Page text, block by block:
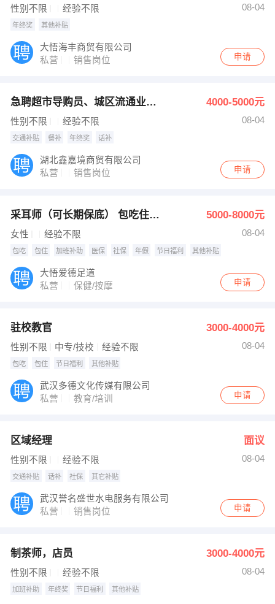
性别不限 经验不限 08-04
年终奖 其他补贴
大悟海丰商贸有限公司
私营
销售岗位 申请
急聘超市导购员、城区流通业务员、下乡业务员 4000-5000元
性别不限 经验不限 08-04
交通补贴 餐补 年终奖 话补
湖北鑫嘉境商贸有限公司
私营
销售岗位 申请
采耳师（可长期保底） 包吃住有社保！ 5000-8000元
女性 经验不限 08-04
包吃 包住 加班补助 医保 社保 年假 节日福利 其他补贴
大悟爱德足道
私营
保健/按摩 申请
驻校教官 3000-4000元
性别不限 中专/技校 经验不限 08-04
包吃 包住 节日福利 其他补贴
武汉多德文化传媒有限公司
私营
教育/培训 申请
区域经理 面议
性别不限 经验不限 08-04
交通补贴 话补 社保 其它补贴
武汉誉名盛世水电服务有限公司
私营
销售岗位 申请
制茶师，店员 3000-4000元
性别不限 经验不限 08-04
加班补助 年终奖 节日福利 其他补贴